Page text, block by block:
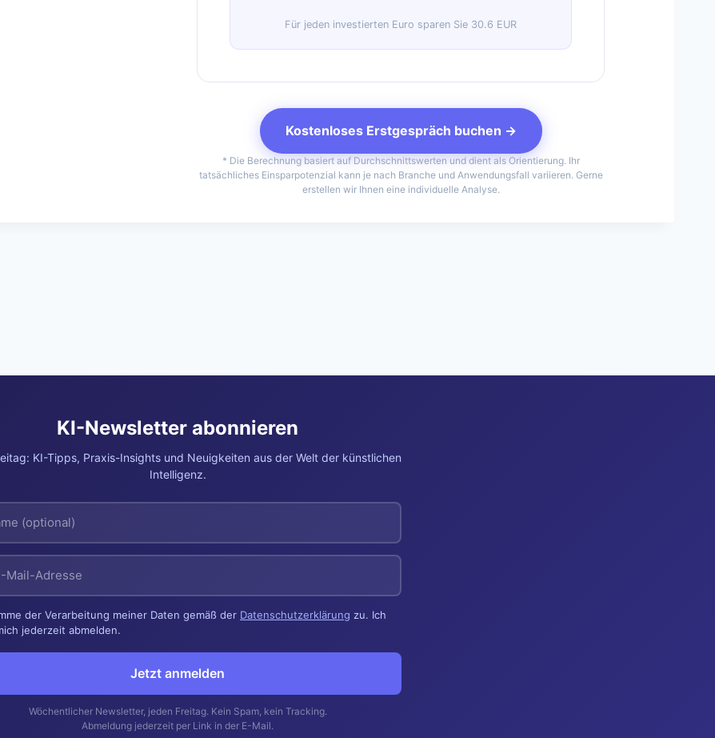
Für jeden investierten Euro sparen Sie 30.6 EUR
Kostenloses Erstgespräch buchen →
* Die Berechnung basiert auf Durchschnittswerten und dient als Orientierung. Ihr
tatsächliches Einsparpotenzial kann je nach Branche und Anwendungsfall variieren. Gerne
erstellen wir Ihnen eine individuelle Analyse.
KI-Newsletter abonnieren
KI-Tipps, Praxis-Insights und Neuigkeiten aus der Welt der künstlichen
Intelligenz.
der Verarbeitung meiner Daten gemäß der Datenschutzerklärung zu. Ich
jederzeit abmelden.
Jetzt anmelden
Wöchentlicher Newsletter, jeden Freitag. Kein Spam, kein Tracking.
Abmeldung jederzeit per Link in der E-Mail.